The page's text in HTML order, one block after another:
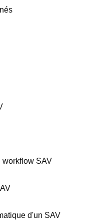
workflow SAV
d'un SAV